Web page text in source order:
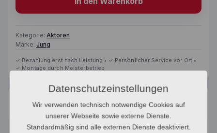
Kategorie: Aktoren
Marke: Jung
Beschreibung
Datenschutzeinstellungen
Wir verwenden technisch notwendige Cookies auf
unserer Webseite sowie externe Dienste.
Standardmäßig sind alle externen Dienste deaktiviert.